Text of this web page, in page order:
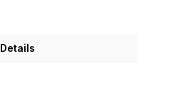
Details